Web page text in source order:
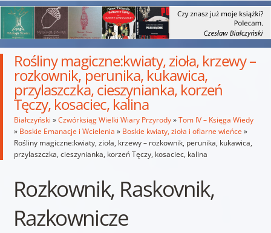
Rośliny magiczne:kwiaty, zioła, krzewy –
rozkownik, perunika, kukawica,
przylaszczka, cieszynianka, korzeń
Tęczy, kosaciec, kalina
Białczyński »Czwórksiąg Wielki Wiary Przyrody»Tom IV – Księga Wiedy
» Boskie Emanacje i Wcielenia » Boskie kwiaty, zioła i ofiarne wieńce »
Rośliny magiczne:kwiaty, zioła, krzewy – rozkownik, perunika, kukawica,
przylaszczka, cieszynianka, korzeń Tęczy, kosaciec, kalina
Rozkownik, Raskovnik,
Razkownicze